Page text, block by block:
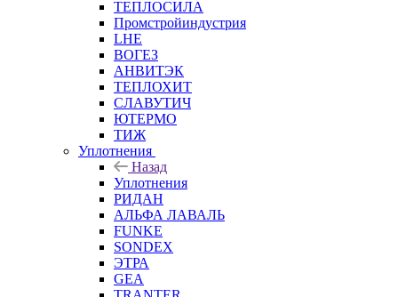
ТЕПЛОСИЛА
Промстройиндустрия
LHE
ВОГЕЗ
АНВИТЭК
ТЕПЛОХИТ
СЛАВУТИЧ
ЮТЕРМО
ТИЖ
Уплотнения
Назад
Уплотнения
РИДАН
АЛЬФА ЛАВАЛЬ
FUNKE
SONDEX
ЭТРА
GEA